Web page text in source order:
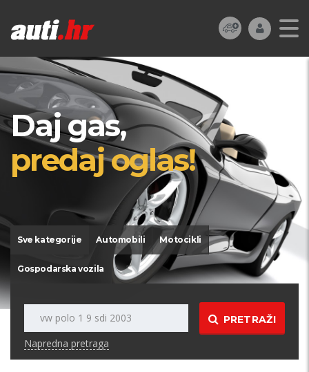
Daj gas,
predaj oglas!
Sve kategorije Automobili Motocikli
Gospodarska vozila
PRETRAŽI
Napredna pretraga